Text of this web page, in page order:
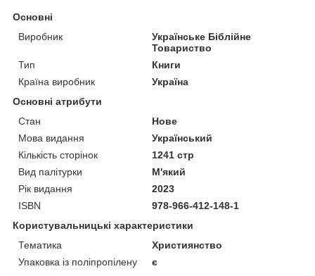
Основні
Виробник
Українське Біблійне
Товариство
Тип
Книги
Країна виробник
Україна
Основні атрибути
Стан
Нове
Мова видання
Український
Кількість сторінок
1241 стр
Вид палітурки
М'який
Рік видання
2023
ISBN
978-966-412-148-1
Користувальницькі характеристики
Тематика
Християнство
Упаковка із поліпропілену
є